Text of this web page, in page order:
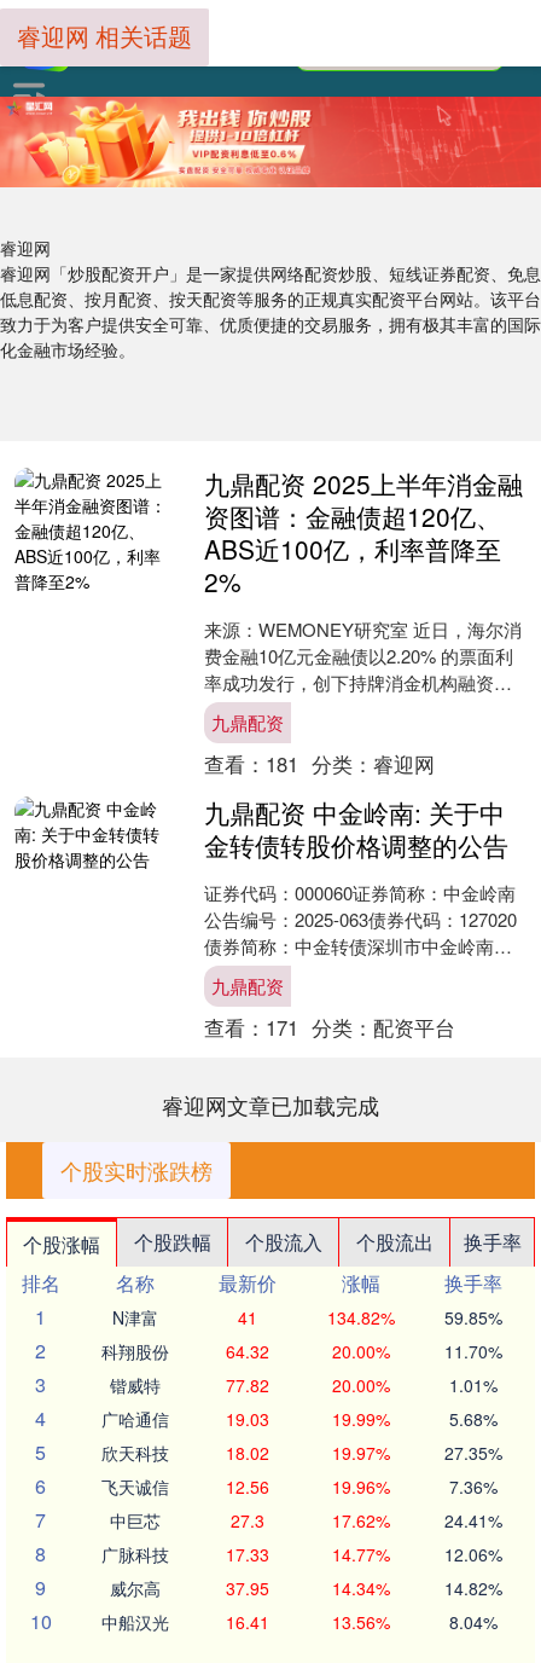
睿迎网
睿迎网「炒股配资开户」是一家提供网络配资炒股、短线证券配资、免息
低息配资、按月配资、按天配资等服务的正规真实配资平台网站。该平台
致力于为客户提供安全可靠、优质便捷的交易服务，拥有极其丰富的国际
化金融市场经验。
睿迎网 相关话题
九鼎配资 2025上半年消金融
资图谱：金融债超120亿、
ABS近100亿，利率普降至
2%
来源：WEMONEY研究室 近日，海尔消
费金融10亿元金融债以2.20% 的票面利
率成功发行，创下持牌消金机构融资成
本新低。就在三个月前，该公司刚完成
15亿元A....
九鼎配资
查看： 181 分类： 睿迎网
九鼎配资 中金岭南: 关于中
金转债转股价格调整的公告
证券代码：000060证券简称：中金岭南
公告编号：2025-063债券代码：127020
债券简称：中金转债深圳市中金岭南有
色金属股份有限公司关于“中金转债”转
股....
九鼎配资
查看： 171 分类： 配资平台
睿迎网文章已加载完成
个股实时涨跌榜
个股涨幅 个股跌幅 个股流入 个股流出
换手率
排名
名称 最新价 涨幅
换手率
1
N津富 41 134.82% 59.85%
2 科翔股份 64.32 20.00% 11.70%
3 锴威特 77.82 20.00% 1.01%
4 广哈通信 19.03 19.99% 5.68%
5 欣天科技 18.02 19.97% 27.35%
6 飞天诚信 12.56 19.96% 7.36%
7 中巨芯 27.3 17.62% 24.41%
8 广脉科技 17.33 14.77% 12.06%
9 威尔高 37.95 14.34% 14.82%
10 中船汉光 16.41 13.56% 8.04%